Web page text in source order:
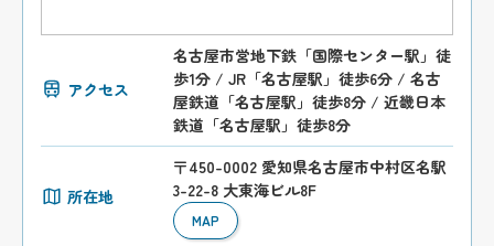
アクセス
名古屋市営地下鉄「国際センター駅」徒
歩1分 / JR「名古屋駅」徒歩6分 / 名古
屋鉄道「名古屋駅」徒歩8分 / 近畿日本
鉄道「名古屋駅」徒歩8分
所在地
〒450-0002 愛知県名古屋市中村区名駅
3-22-8 大東海ビル8F
MAP